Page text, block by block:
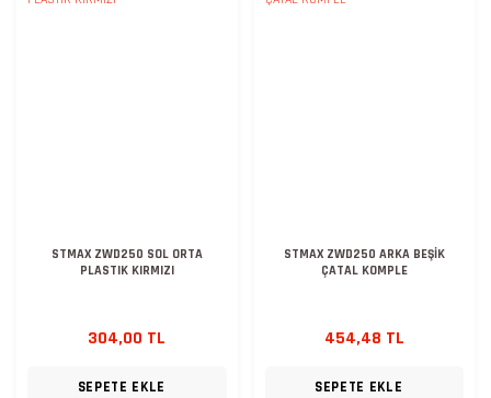
STMAX ZWD250 SOL ORTA
PLASTIK KIRMIZI
304,00 TL
SEPETE EKLE
STMAX ZWD250 ARKA BEŞİK
ÇATAL KOMPLE
454,48 TL
SEPETE EKLE